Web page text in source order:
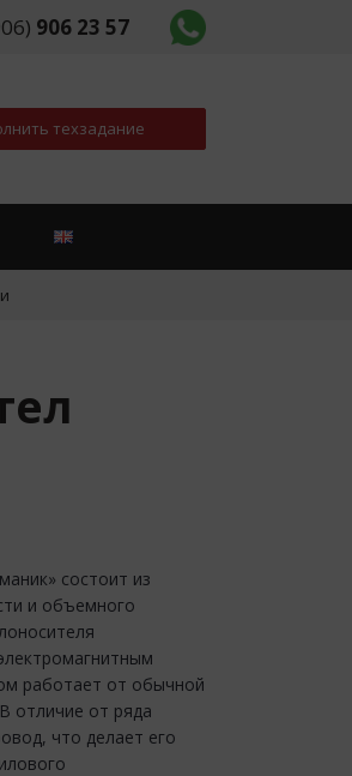
906 23 57
техзадание
состоит из
и объемного
работает от обычной
отличие от ряда
что делает его